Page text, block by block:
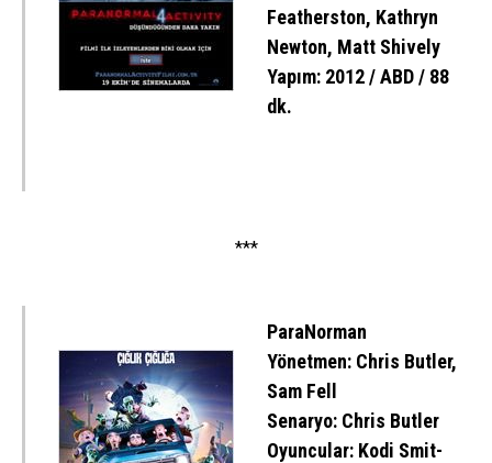
Featherston, Kathryn
Newton, Matt Shively
Yapım: 2012 / ABD / 88
dk.
***
ParaNorman
Yönetmen: Chris Butler,
Sam Fell
Senaryo: Chris Butler
Oyuncular: Kodi Smit-